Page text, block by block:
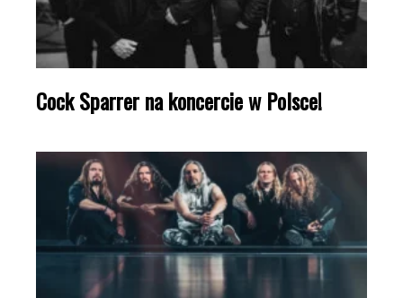
Cock Sparrer na koncercie w Polsce!